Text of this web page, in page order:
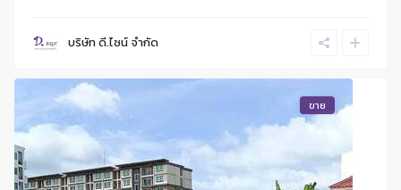
บริษัท ดี.ไซน์ จํากัด
ขาย